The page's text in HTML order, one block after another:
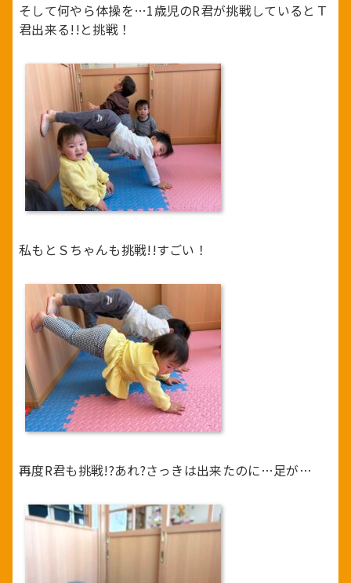
そして何やら体操を…1歳児のR君が挑戦しているとＴ
君出来る!!と挑戦！
私もとＳちゃんも挑戦!!すごい！
再度R君も挑戦!?あれ?さっきは出来たのに…足が…